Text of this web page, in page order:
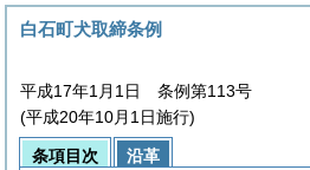
白石町犬取締条例
平成17年1月1日 条例第113号
(平成20年10月1日施行)
条項目次
沿革